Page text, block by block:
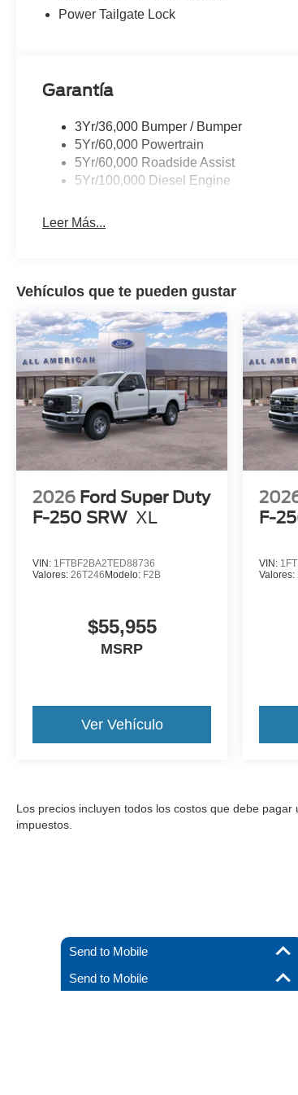
Power Tailgate Lock
Garantía
3Yr/36,000 Bumper / Bumper
5Yr/60,000 Powertrain
5Yr/60,000 Roadside Assist
5Yr/100,000 Diesel Engine
Leer Más...
Vehículos que te pueden gustar
2026 Ford Super Duty
F-250 SRW XL
VIN: 1FTBF2BA2TED88736
Valores: 26T246 Modelo: F2B
$55,955
MSRP
Ver Vehículo
F-
VIN:
Valores:
Los precios incluyen todos los costos que debe
impuestos.
Send to Mobile
Send to Mobile